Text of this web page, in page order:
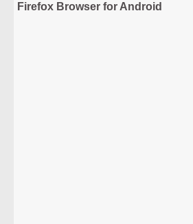
Firefox Browser for Android